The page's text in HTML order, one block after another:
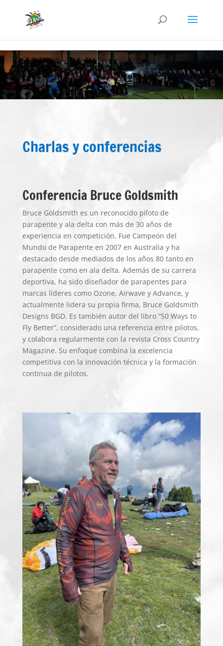
Charlas y conferencias
Conferencia Bruce Goldsmith
Bruce Goldsmith es un reconocido piloto de
parapente y ala delta con más de 30 años de
experiencia en competición. Fue Campeón del
Mundo de Parapente en 2007 en Australia y ha
destacado desde mediados de los años 80 tanto en
parapente como en ala delta. Además de su carrera
deportiva, ha sido diseñador de parapentes para
marcas líderes como Ozone, Airwave y Advance, y
actualmente lidera su propia firma, Bruce Goldsmith
Designs BGD. Es también autor del libro “50 Ways to
Fly Better”, considerado una referencia entre pilotos,
y colabora regularmente con la revista Cross Country
Magazine. Su enfoque combina la excelencia
competitiva con la innovación técnica y la formación
continua de pilotos.